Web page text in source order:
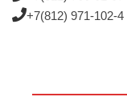
+7(812) 971-102-4